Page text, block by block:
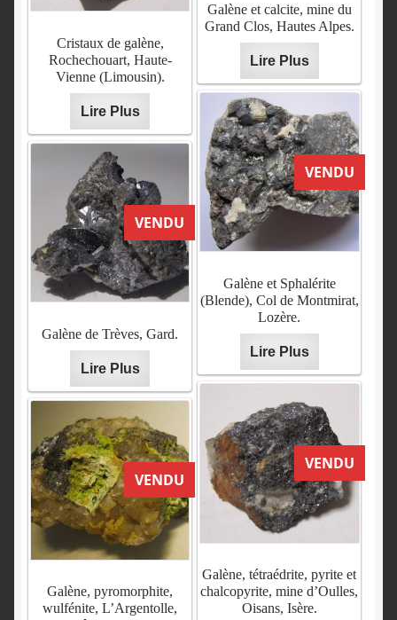
Galène et calcite, mine du
Grand Clos, Hautes Alpes.
Lire Plus
Cristaux de galène,
Rochechouart, Haute-
Vienne (Limousin).
Lire Plus
VENDU
Galène et Sphalérite
(Blende), Col de Montmirat,
Lozère.
Lire Plus
VENDU
Galène de Trèves, Gard.
Lire Plus
VENDU
Galène, tétraédrite, pyrite et
chalcopyrite, mine d’Oulles,
Oisans, Isère.
VENDU
Galène, pyromorphite,
wulfénite, L’Argentolle,